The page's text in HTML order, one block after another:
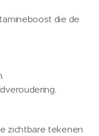
die de
zichtbare tekenen